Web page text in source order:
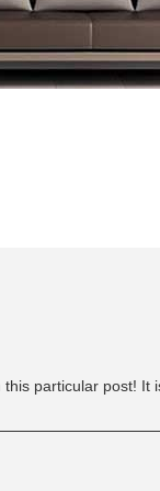
particular post!